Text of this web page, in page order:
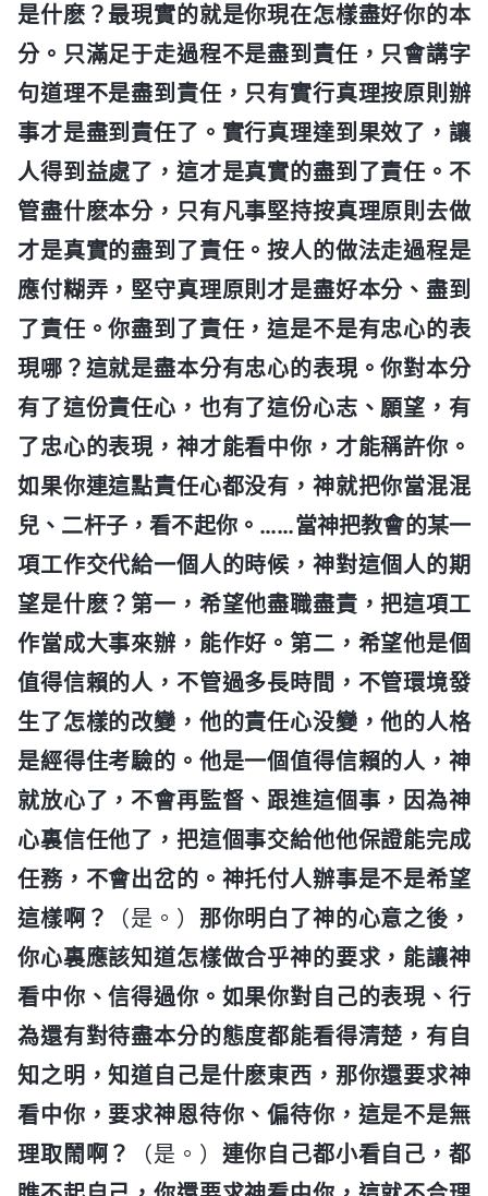
是什麽？最現實的就是你現在怎樣盡好你的本
分。只滿足于走過程不是盡到責任，只會講字
句道理不是盡到責任，只有實行真理按原則辦
事才是盡到責任了。實行真理達到果效了，讓
人得到益處了，這才是真實的盡到了責任。不
管盡什麽本分，只有凡事堅持按真理原則去做
才是真實的盡到了責任。按人的做法走過程是
應付糊弄，堅守真理原則才是盡好本分、盡到
了責任。你盡到了責任，這是不是有忠心的表
現哪？這就是盡本分有忠心的表現。你對本分
有了這份責任心，也有了這份心志、願望，有
了忠心的表現，神才能看中你，才能稱許你。
如果你連這點責任心都没有，神就把你當混混
兒、二杆子，看不起你。……當神把教會的某一
項工作交代給一個人的時候，神對這個人的期
望是什麽？第一，希望他盡職盡責，把這項工
作當成大事來辦，能作好。第二，希望他是個
值得信賴的人，不管過多長時間，不管環境發
生了怎樣的改變，他的責任心没變，他的人格
是經得住考驗的。他是一個值得信賴的人，神
就放心了，不會再監督、跟進這個事，因為神
心裏信任他了，把這個事交給他他保證能完成
任務，不會出岔的。神托付人辦事是不是希望
這樣啊？
（是。） 那你明白了神的心意之後，
你心裏應該知道怎樣做合乎神的要求，能讓神
看中你、信得過你。如果你對自己的表現、行
為還有對待盡本分的態度都能看得清楚，有自
知之明，知道自己是什麽東西，那你還要求神
看中你，要求神恩待你、偏待你，這是不是無
理取鬧啊？
（是。） 連你自己都小看自己，都